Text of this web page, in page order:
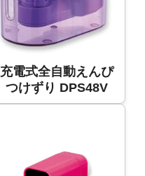
充電式全自動えんぴ
つけずり DPS48V